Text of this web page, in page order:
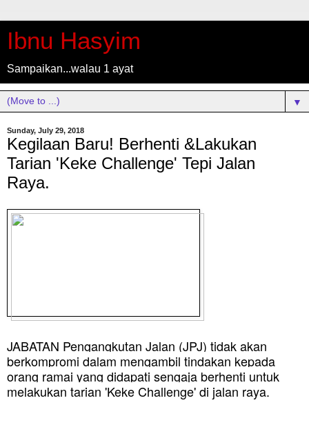
Ibnu Hasyim
Sampaikan...walau 1 ayat
▼
Sunday, July 29, 2018
Kegilaan Baru! Berhenti &Lakukan
Tarian 'Keke Challenge' Tepi Jalan
Raya.
JABATAN Pengangkutan Jalan (JPJ) tidak akan
berkompromi dalam mengambil tindakan kepada
orang ramai yang didapati sengaja berhenti untuk
melakukan tarian 'Keke Challenge' di jalan raya.